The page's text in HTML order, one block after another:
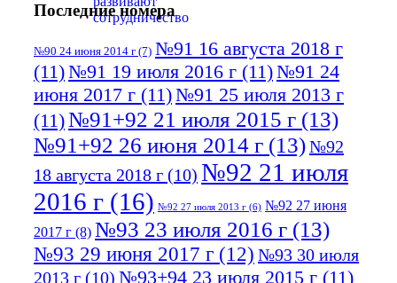
Последние номера
№90 24 июня 2014 г (7) №91 16 августа 2018 г
(11)№91 19 июля 2016 г (11)№91 24
июня 2017 г (11)№91 25 июля 2013 г
(11)№91+92 21 июля 2015 г (13)
№91+92 26 июня 2014 г (13)№92
18 августа 2018 г (10) №92 21 июля
2016 г (16) №92 27 июля 2013 г (6) №92 27 июня
2017 г (8) №93 23 июля 2016 г (13)
№93 29 июня 2017 г (12) №93 30 июля
2013 г (10) №93+94 23 июля 2015 г (11)